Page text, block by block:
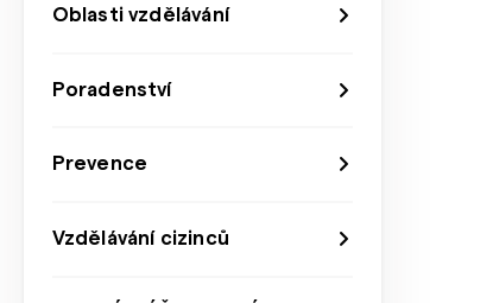
Oblasti vzdělávání
Poradenství
Prevence
Vzdělávání cizinců